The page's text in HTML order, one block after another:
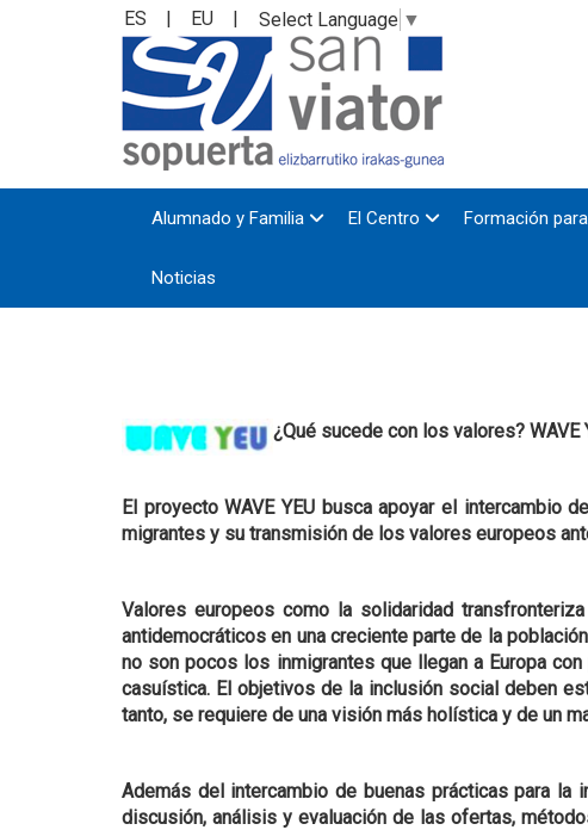
ES | EU | Select Language ▼
Alumnado y Familia El Centro Formación
Noticias
¿Qué sucede con los valores?
El proyecto WAVE YEU busca apoyar el
migrantes y su transmisión de los valores europeos
Valores europeos como la solidaridad
antidemocráticos en una creciente parte de la
no son pocos los inmigrantes que llegan a Europa
casuística. El objetivos de la inclusión social deben
tanto, se requiere de una visión más holística y de un
Además del intercambio de buenas prácticas para la
discusión, análisis y evaluación de las ofertas,